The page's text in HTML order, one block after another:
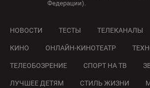
Федерации).
НОВОСТИ ТЕСТЫ ТЕЛЕКАНАЛЫ
КИНО ОНЛАЙН-КИНОТЕАТР
ТЕЛЕОБОЗРЕНИЕ СПОРТ НА ТВ
ЛУЧШЕЕ ДЕТЯМ СТИЛЬ ЖИЗНИ